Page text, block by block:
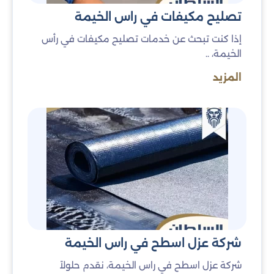
الجويس الغيل
الظيت المنطقات الصناعية
النُدود القصيدات
الميرد / المعيرض جزيرة المرجان
كيفية التواصل معنا في رأس الخيمة؟
هل تحتاج إلى خدمات الحدادة، النجارة، أو صيانة المكيفات في
رأس الخيمة؟ تواصل مع شركة قصر السلطان الآن للحصول
تصليح مكيفات في راس الخيمة
إذا كنت تبحث عن خدمات تصليح مكيفات في رأس
الخيمة، ..
المزيد
شركة عزل اسطح في راس الخيمة
شركة عزل اسطح في راس الخيمة، نقدم حلولاً